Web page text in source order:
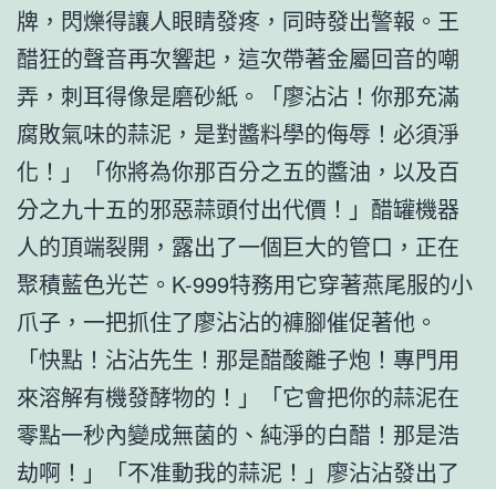
牌，閃爍得讓人眼睛發疼，同時發出警報。王
醋狂的聲音再次響起，這次帶著金屬回音的嘲
弄，刺耳得像是磨砂紙。「廖沾沾！你那充滿
腐敗氣味的蒜泥，是對醬料學的侮辱！必須淨
化！」「你將為你那百分之五的醬油，以及百
分之九十五的邪惡蒜頭付出代價！」醋罐機器
人的頂端裂開，露出了一個巨大的管口，正在
聚積藍色光芒。K-999特務用它穿著燕尾服的小
爪子，一把抓住了廖沾沾的褲腳催促著他。
「快點！沾沾先生！那是醋酸離子炮！專門用
來溶解有機發酵物的！」「它會把你的蒜泥在
零點一秒內變成無菌的、純淨的白醋！那是浩
劫啊！」「不准動我的蒜泥！」廖沾沾發出了